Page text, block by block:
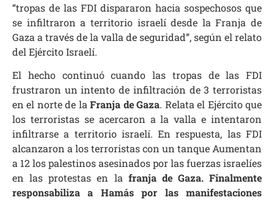
“tropas de las FDI dispararon hacia sospechosos que
se infiltraron a territorio israelí desde la Franja de
Gaza a través de la valla de seguridad”, según el relato
del Ejército Israelí.
El hecho continuó cuando las tropas de las FDI
frustraron un intento de infiltración de 3 terroristas
en el norte de laFranja de Gaza. Relata el Ejército que
los terroristas se acercaron a la valla e intentaron
infiltrarse a territorio israelí. En respuesta, las FDI
alcanzaron a los terroristas con un tanque Aumentan
a 12 los palestinos asesinados por las fuerzas israelíes
en las protestas en la franja de Gaza. Finalmente
responsabiliza a Hamás por las manifestaciones